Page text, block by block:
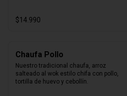
$14.990
Chaufa Pollo
Nuestro tradicional chaufa, arroz
salteado al wok estilo chifa con pollo,
tortilla de huevo y cebollín.